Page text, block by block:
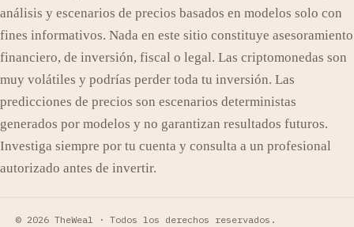
análisis y escenarios de precios basados en modelos solo con
fines informativos. Nada en este sitio constituye asesoramiento
financiero, de inversión, fiscal o legal. Las criptomonedas son
muy volátiles y podrías perder toda tu inversión. Las
predicciones de precios son escenarios deterministas
generados por modelos y no garantizan resultados futuros.
Investiga siempre por tu cuenta y consulta a un profesional
autorizado antes de invertir.
© 2026 TheWeal · Todos los derechos reservados.